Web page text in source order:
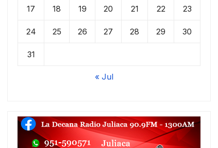
17 18 19 20 21 22 23
24 25 26 27 28 29 30
31
« Jul